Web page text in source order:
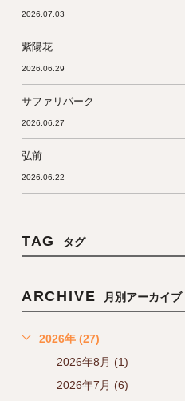
2026.07.03
紫陽花
2026.06.29
サファリパーク
2026.06.27
弘前
2026.06.22
TAG タグ
ARCHIVE 月別アーカイブ
2026年 (27)
2026年8月 (1)
2026年7月 (6)